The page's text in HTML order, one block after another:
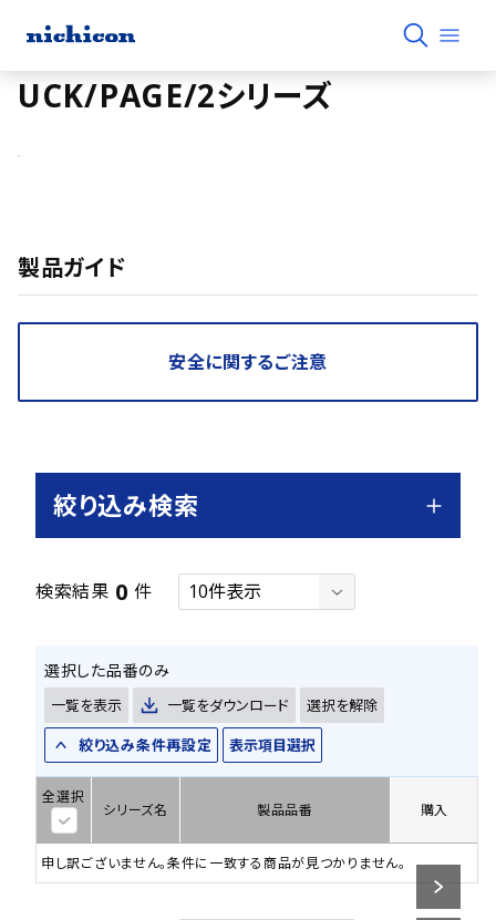
UCK/PAGE/2シリーズ
製品ガイド
安全に関するご注意
絞り込み検索
検索結果 0 件
選択した品番のみ
一覧を表示 一覧をダウンロード
選択を解除
絞り込み条件再設定
表示項目選択
全選択
シリーズ名 製品品番 購入
申し訳ございません。条件に一致する商品が見つかりません。